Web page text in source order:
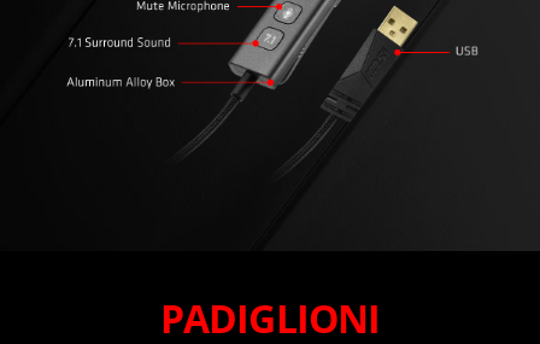
PADIGLIONI